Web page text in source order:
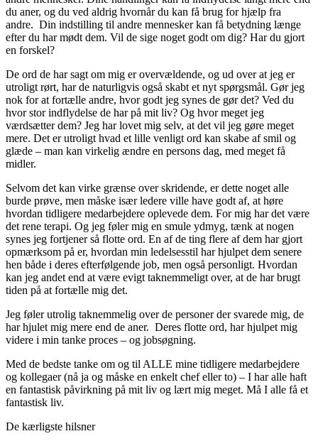
du aner, og du ved aldrig hvornår du kan få brug for hjælp fra
andre. Din indstilling til andre mennesker kan få betydning længe
efter du har mødt dem. Vil de sige noget godt om dig? Har du gjort
en forskel?
De ord de har sagt om mig er overvældende, og ud over at jeg er
utroligt rørt, har de naturligvis også skabt et nyt spørgsmål. Gør jeg
nok for at fortælle andre, hvor godt jeg synes de gør det? Ved du
hvor stor indflydelse de har på mit liv? Og hvor meget jeg
værdsætter dem? Jeg har lovet mig selv, at det vil jeg gøre meget
mere. Det er utroligt hvad et lille venligt ord kan skabe af smil og
glæde – man kan virkelig ændre en persons dag, med meget få
midler.
Selvom det kan virke grænse over skridende, er dette noget alle
burde prøve, men måske især ledere ville have godt af, at høre
hvordan tidligere medarbejdere oplevede dem. For mig har det være
det rene terapi. Og jeg føler mig en smule ydmyg, tænk at nogen
synes jeg fortjener så flotte ord. En af de ting flere af dem har gjort
opmærksom på er, hvordan min ledelsesstil har hjulpet dem senere
hen både i deres efterfølgende job, men også personligt. Hvordan
kan jeg andet end at være evigt taknemmeligt over, at de har brugt
tiden på at fortælle mig det.
Jeg føler utrolig taknemmelig over de personer der svarede mig, de
har hjulet mig mere end de aner. Deres flotte ord, har hjulpet mig
videre i min tanke proces – og jobsøgning.
Med de bedste tanke om og til ALLE mine tidligere medarbejdere
og kollegaer (nå ja og måske en enkelt chef eller to) – I har alle haft
en fantastisk påvirkning på mit liv og lært mig meget. Må I alle få et
fantastisk liv.
De kærligste hilsner